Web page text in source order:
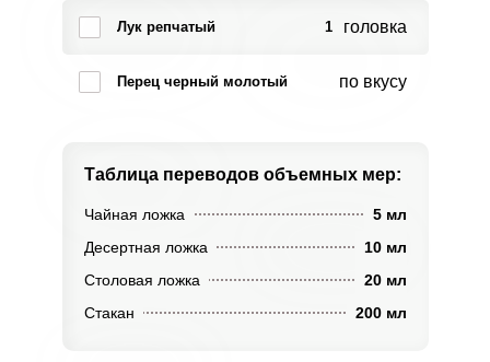
Лук репчатый 1 головка
Перец черный молотый по вкусу
Таблица переводов объемных мер:
Чайная ложка
5 мл
Десертная ложка
10 мл
Столовая ложка
20 мл
Стакан
200 мл